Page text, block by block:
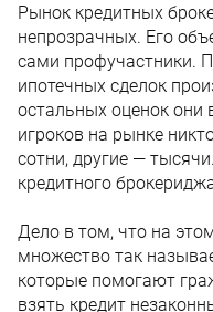
Рынок кредитных
непрозрачных. Его
сами профучастники.
ипотечных сделок
остальных оценок они
игроков на рынке
сотни, другие —
кредитного
Дело в том, что на
множество так
которые помогают
взять кредит